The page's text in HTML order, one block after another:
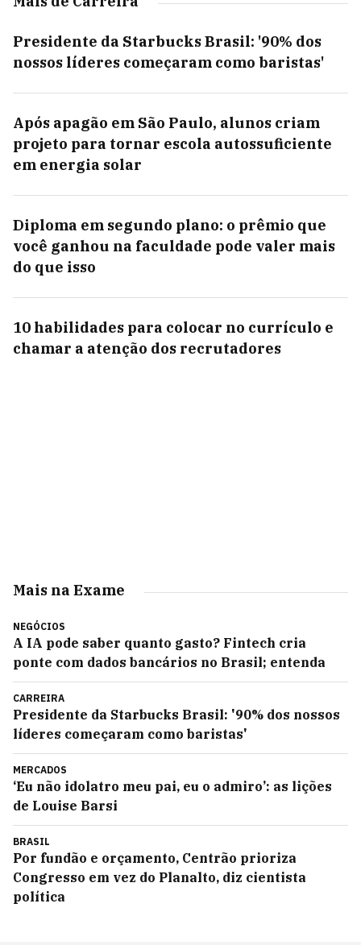
Presidente da Starbucks Brasil: '90% dos
nossos líderes começaram como baristas'
Após apagão em São Paulo, alunos criam
projeto para tornar escola autossuficiente
em energia solar
Diploma em segundo plano: o prêmio que
você ganhou na faculdade pode valer mais
do que isso
10 habilidades para colocar no currículo e
chamar a atenção dos recrutadores
Mais na Exame
NEGÓCIOS
A IA pode saber quanto gasto? Fintech cria
ponte com dados bancários no Brasil; entenda
CARREIRA
Presidente da Starbucks Brasil: '90% dos nossos
líderes começaram como baristas'
MERCADOS
‘Eu não idolatro meu pai, eu o admiro’: as lições
de Louise Barsi
BRASIL
Por fundão e orçamento, Centrão prioriza
Congresso em vez do Planalto, diz cientista
política